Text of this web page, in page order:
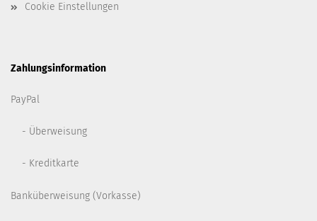
Cookie Einstellungen
Zahlungsinformation
PayPal
- Überweisung
- Kreditkarte
Banküberweisung (Vorkasse)